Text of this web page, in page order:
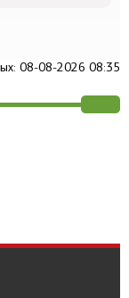
08-08-2026 08:35